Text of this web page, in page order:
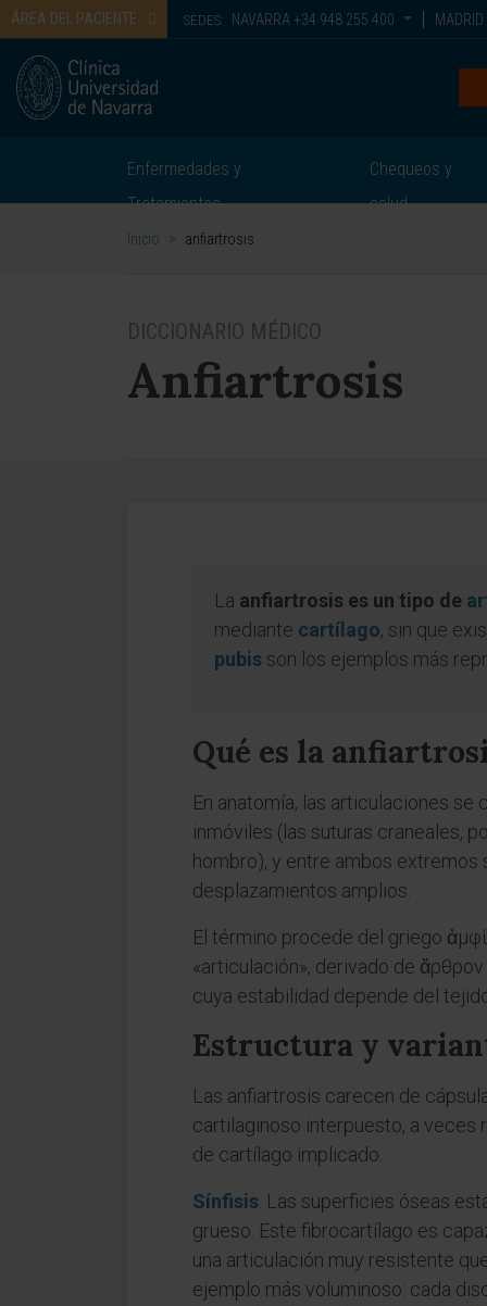
ÁREA DEL PACIENTE SEDES: NAVARRA +34 948 255 400 MADRID
Enfermedades y
Tratamientos
Chequeos y
salud
Inicio > anfiartrosis
DICCIONARIO MÉDICO
Anfiartrosis
La anfiartrosis es un tipo de
mediante cartílago, sin que
pubis son los ejemplos más
Qué es la
En anatomía, las articulaciones
inmóviles (las suturas craneales,
hombro), y entre ambos
desplazamientos amplios.
El término procede del griego
«articulación», derivado de
cuya estabilidad depende del
Estructura y
Las anfiartrosis carecen de
cartilaginoso interpuesto, a veces
de cartílago implicado.
Sínfisis . Las superficies óseas
grueso. Este fibrocartílago es
una articulación muy resistente
ejemplo más voluminoso: cada